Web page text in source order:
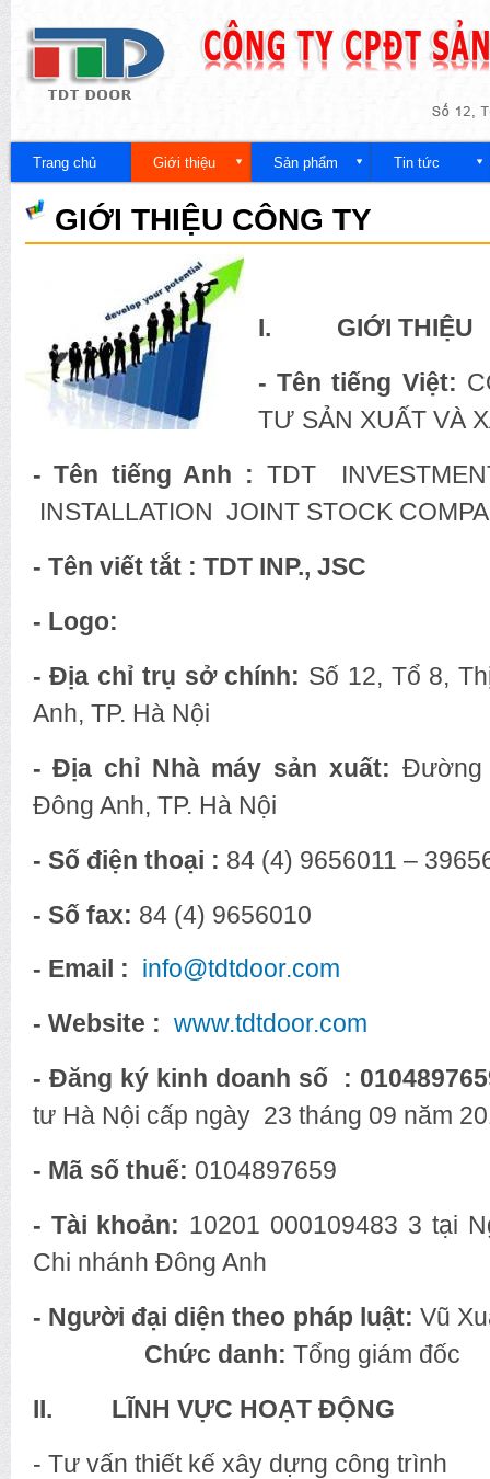
nội
Công
ty
Trang chủ Giới thiệu Sản phẩm Tin tức
GIỚI THIỆU CÔNG TY
I. GIỚI THIỆU
- Tên tiếng Việt:
TƯ SẢN XUẤT VÀ
- Tên tiếng Anh : TDT
INSTALLATION JOINT STOCK
- Tên viết tắt : TDT INP., JSC
- Logo:
- Địa chỉ trụ sở chính: Số 12, Tổ 8,
Anh, TP. Hà Nội
- Địa chỉ Nhà máy sản xuất: Đường
Đông Anh, TP. Hà Nội
- Số điện thoại : 84 (4) 9656011 –
- Số fax: 84 (4) 9656010
- Email : info@tdtdoor.com
- Website : www.tdtdoor.com
- Đăng ký kinh doanh số :
tư Hà Nội cấp ngày 23 tháng 09 năm
- Mã số thuế: 0104897659
- Tài khoản: 10201 000109483 3 tại
Chi nhánh Đông Anh
- Người đại diện theo pháp luật:Vũ
Chức danh: Tổng giám đốc
II. LĨNH VỰC HOẠT ĐỘNG
- Tư vấn thiết kế xây dựng công trình